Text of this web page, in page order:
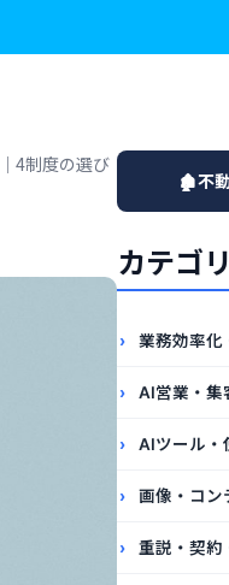
4制度の選び
🏚️不
カテゴリ
業務効率化
AI営業・集
AIツール・
画像・コン
重説・契約